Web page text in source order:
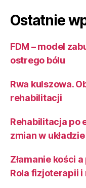
Ostatnie
FDM – model
ostrego bólu
Rwa kulszowa.
rehabilitacji
Rehabilitacja po
zmian w
Złamanie kości
Rola fizjoterapii